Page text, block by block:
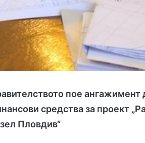
пое ангажимент
средства за проект
Пловдив“